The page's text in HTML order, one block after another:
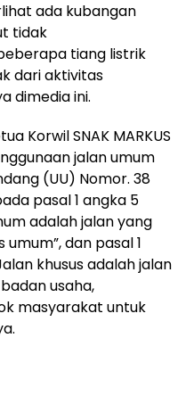
ada kubangan
tidak
tiang listrik
dari aktivitas
dimedia ini.
Korwil SNAK MARKUS
jalan umum
(UU) Nomor. 38
pasal 1 angka 5
adalah jalan yang
dan pasal 1
khusus adalah jalan
usaha,
masyarakat untuk